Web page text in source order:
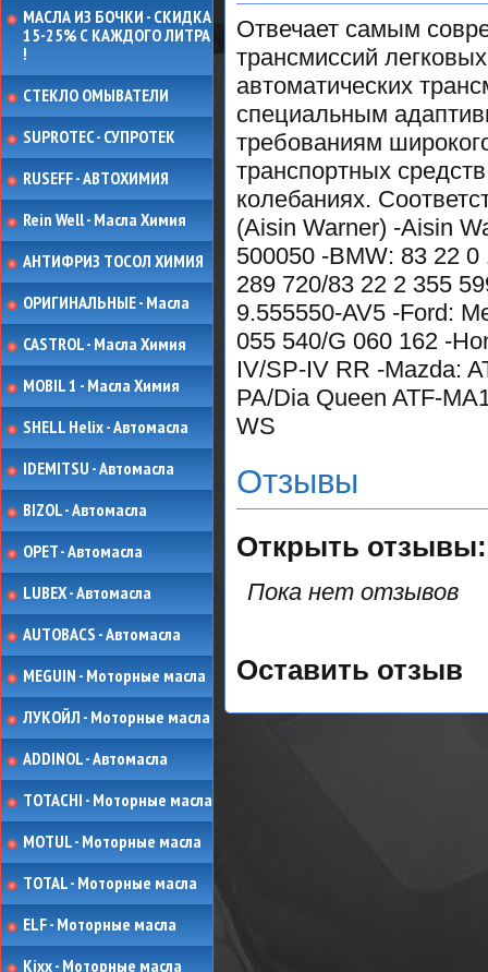
МАСЛА ИЗ БОЧКИ - СКИДКА
15-25% С КАЖДОГО ЛИТРА
!
СТЕКЛО ОМЫВАТЕЛИ
SUPROTEC - СУПРОТЕК
RUSEFF - АВТОХИМИЯ
Rein Well - Масла Химия
АНТИФРИЗ ТОСОЛ ХИМИЯ
ОРИГИНАЛЬНЫЕ - Масла
CASTROL - Масла Химия
MOBIL 1 - Масла Химия
SHELL Helix - Автомасла
IDEMITSU - Автомасла
BIZOL - Автомасла
OPET - Автомасла
LUBEX - Автомасла
AUTOBACS - Автомасла
MEGUIN - Моторные масла
ЛУКОЙЛ - Моторные масла
ADDINOL - Автомасла
TOTACHI - Моторные масла
MOTUL - Моторные масла
TOTAL - Моторные масла
ELF - Моторные масла
Kixx - Моторные масла
Отвечает самым
трансмиссий
автоматических
специальным
требованиям
транспортных
колебаниях.
(Aisin Warner) -Aisin
500050 -BMW: 83 22
289 720/83 22 2 355
9.555550-AV5 -Ford:
055 540/G 060 162 -
IV/SP-IV RR -Mazda:
PA/Dia Queen ATF-
WS
Отзывы
Открыть
Пока нет отзывов
Оставить отзыв